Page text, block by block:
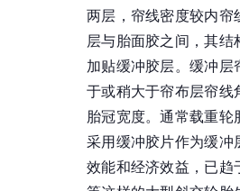
两层，帘线密度较内帘
层与胎面胶之间，其
加贴缓冲胶层。缓冲
于或稍大于帘布层帘线
胎冠宽度。通常载重
采用缓冲胶片作为缓冲
效能和经济效益，已趋